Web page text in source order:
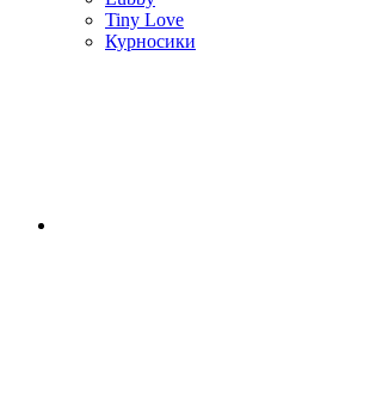
Tiny Love
Курносики